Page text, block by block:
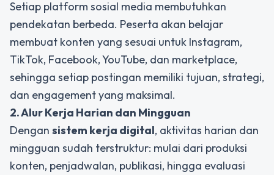
Setiap platform sosial media membutuhkan
pendekatan berbeda. Peserta akan belajar
membuat konten yang sesuai untuk Instagram,
TikTok, Facebook, YouTube, dan marketplace,
sehingga setiap postingan memiliki tujuan, strategi,
dan engagement yang maksimal.
2. Alur Kerja Harian dan Mingguan
Dengan sistem kerja digital, aktivitas harian dan
mingguan sudah terstruktur: mulai dari produksi
konten, penjadwalan, publikasi, hingga evaluasi